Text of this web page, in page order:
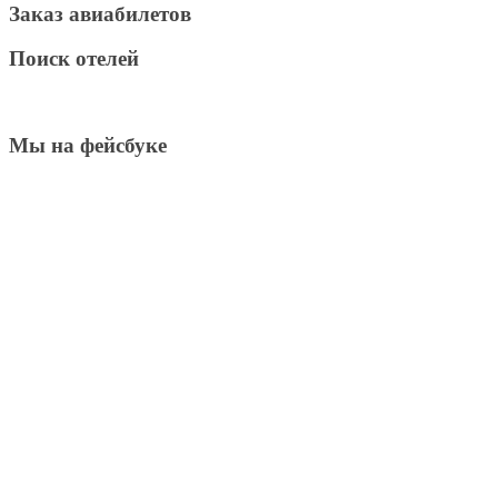
Заказ авиабилетов
Поиск отелей
Мы на фейсбуке